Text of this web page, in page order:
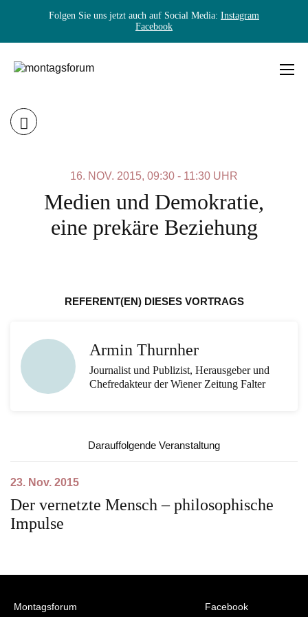
Folgen Sie uns jetzt auch auf Social Media: Instagram
Facebook
content
16. NOV. 2015, 09:30 - 11:30 UHR
Medien und Demokratie,
eine prekäre Beziehung
REFERENT(EN) DIESES VORTRAGS
Armin Thurnher
Journalist und Publizist, Herausgeber und
Chefredakteur der Wiener Zeitung Falter
Darauffolgende Veranstaltung
23. Nov. 2015
Der vernetzte Mensch – philosophische
Impulse
Montagsforum Facebook